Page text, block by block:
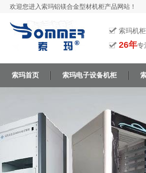
欢迎您进入索玛铝镁合金型材机柜产品网站！
索玛机柜
26年专
索玛首页 索玛电子设备机柜